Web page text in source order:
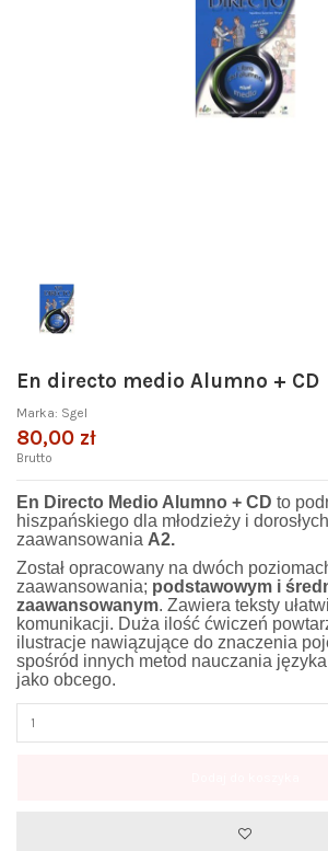
En directo medio Alumno + CD
Marka: Sgel
80,00 zł
Brutto
En Directo Medio Alumno + CD to
hiszpańskiego dla młodzieży i
zaawansowania A2.
Został opracowany na dwóch
zaawansowania; podstawowym i
zaawansowanym. Zawiera teksty
komunikacji. Duża ilość ćwiczeń
ilustracje nawiązujące do znaczenia
spośród innych metod nauczania
jako obcego.